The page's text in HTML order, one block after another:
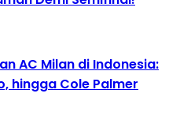
AC Milan di Indonesia:
hingga Cole Palmer